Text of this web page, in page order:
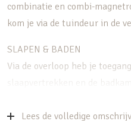
combinatie en combi-
kom je via de tuindeur in de
SLAPEN & BADEN
Via de overloop heb je
slaapvertrekken en de
is gemaakt, is voorzien van
Lees de volledige